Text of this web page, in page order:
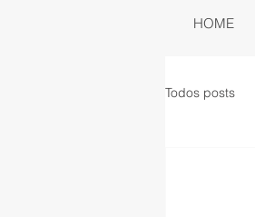
HOME
Todos posts